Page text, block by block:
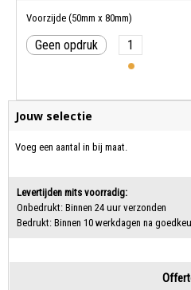
Voorzijde (50mm x 80mm)
Geen opdruk 1
Jouw selectie
Voeg een aantal in bij maat.
Levertijden mits voorradig:
Onbedrukt: Binnen 24 uur verzonden
Bedrukt: Binnen 10 werkdagen na